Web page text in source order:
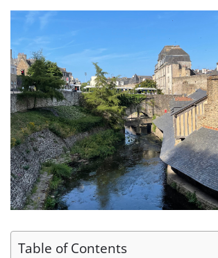
Table of Contents